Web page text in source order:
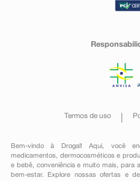
Termos de uso
Bem-vindo à Drogal! Aqui, você
medicamentos , dermocosméticos e
e bebê, conveniênciae muito mais, para
bem-estar. Explore nossas ofertas e